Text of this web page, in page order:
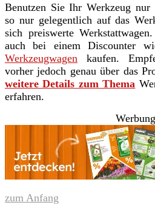
Benutzen Sie Ihr Werkzeug nur
so nur gelegentlich auf das
sich preiswerte
auch bei einem Discounter
Werkzeugwagen kaufen.
vorher jedoch genau über das
weitere Details zum Thema
erfahren.
Werbung
zum Anfang